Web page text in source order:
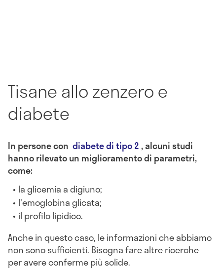
Tisane allo zenzero e
diabete
In persone con diabete di tipo 2, alcuni studi
hanno rilevato un miglioramento di parametri,
come:
la glicemia a digiuno;
l'emoglobina glicata;
il profilo lipidico.
Anche in questo caso, le informazioni che abbiamo
non sono sufficienti. Bisogna fare altre ricerche
per avere conferme più solide.